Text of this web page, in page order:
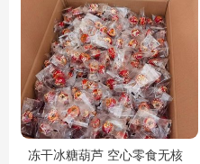
冻干冰糖葫芦 空心零食无核